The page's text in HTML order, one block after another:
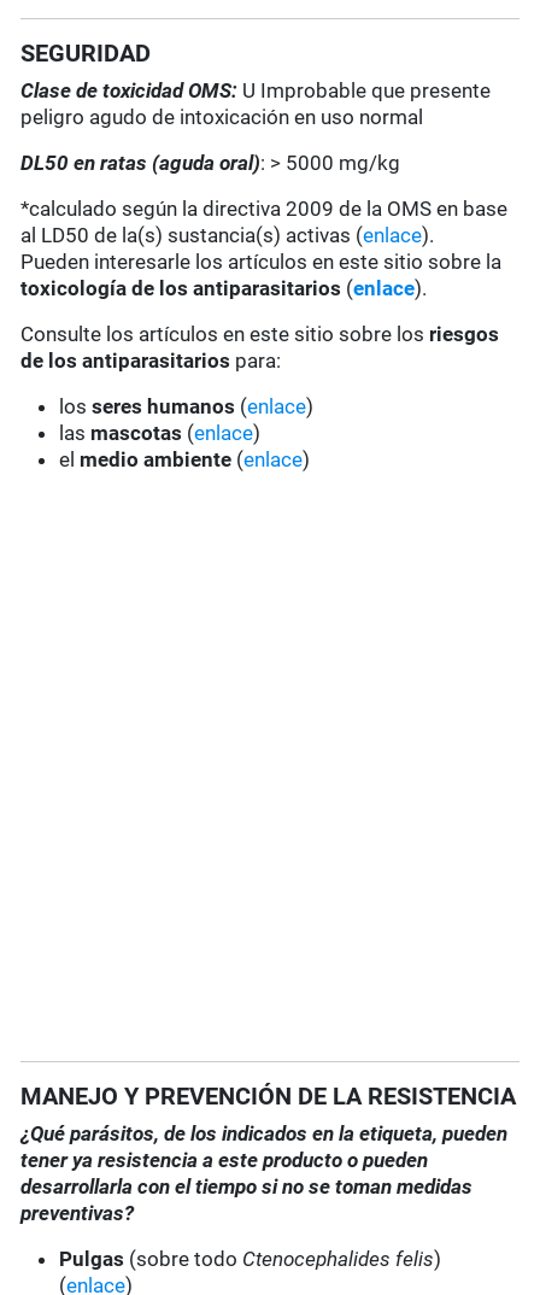
SEGURIDAD
Clase de toxicidad OMS: U Improbable que presente
peligro agudo de intoxicación en uso normal
DL50 en ratas (aguda oral): > 5000 mg/kg
*calculado según la directiva 2009 de la OMS en base
al LD50 de la(s) sustancia(s) activas (enlace).
Pueden interesarle los artículos en este sitio sobre la
toxicología de los antiparasitarios (enlace).
Consulte los artículos en este sitio sobre los riesgos
de los antiparasitarios para:
losseres humanos (enlace)
las mascotas (enlace)
el medio ambiente (enlace)
MANEJO Y PREVENCIÓN DE LA RESISTENCIA
¿Qué parásitos, de los indicados en la etiqueta, pueden
tener ya resistencia a este producto o pueden
desarrollarla con el tiempo si no se toman medidas
preventivas?
Pulgas (sobre todo Ctenocephalides felis)
(enlace)